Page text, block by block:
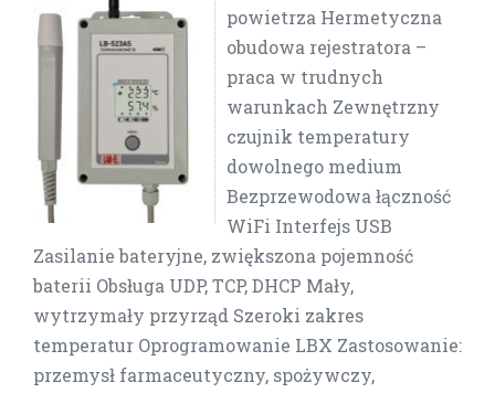
powietrza Hermetyczna
obudowa rejestratora –
praca w trudnych
warunkach Zewnętrzny
czujnik temperatury
dowolnego medium
Bezprzewodowa łączność
WiFi Interfejs USB
Zasilanie bateryjne, zwiększona pojemność
baterii Obsługa UDP, TCP, DHCP Mały,
wytrzymały przyrząd Szeroki zakres
temperatur Oprogramowanie LBX Zastosowanie:
przemysł farmaceutyczny, spożywczy,